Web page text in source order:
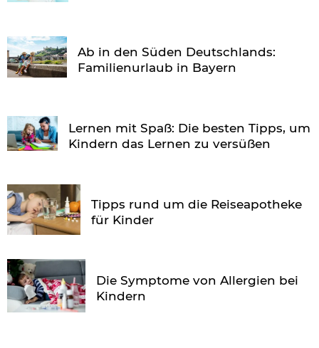
Ab in den Süden Deutschlands:
Familienurlaub in Bayern
Lernen mit Spaß: Die besten Tipps, um
Kindern das Lernen zu versüßen
Tipps rund um die Reiseapotheke
für Kinder
Die Symptome von Allergien bei
Kindern